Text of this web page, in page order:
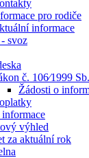
pro rodiče
informace
svoz
č. 106⁄1999 Sb.
Žádosti o
výhled
za aktuální rok